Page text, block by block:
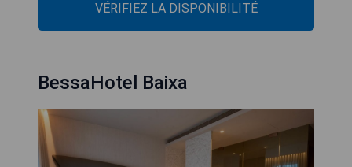
VÉRIFIEZ LA DISPONIBILITÉ
BessaHotel Baixa